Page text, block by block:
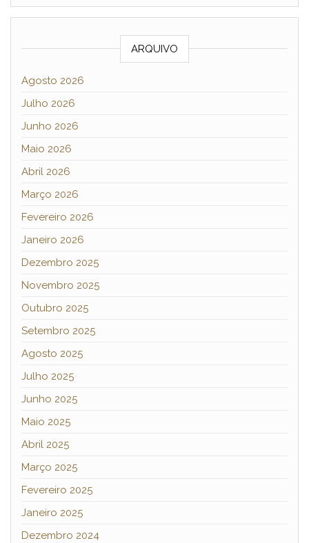
ARQUIVO
Agosto 2026
Julho 2026
Junho 2026
Maio 2026
Abril 2026
Março 2026
Fevereiro 2026
Janeiro 2026
Dezembro 2025
Novembro 2025
Outubro 2025
Setembro 2025
Agosto 2025
Julho 2025
Junho 2025
Maio 2025
Abril 2025
Março 2025
Fevereiro 2025
Janeiro 2025
Dezembro 2024